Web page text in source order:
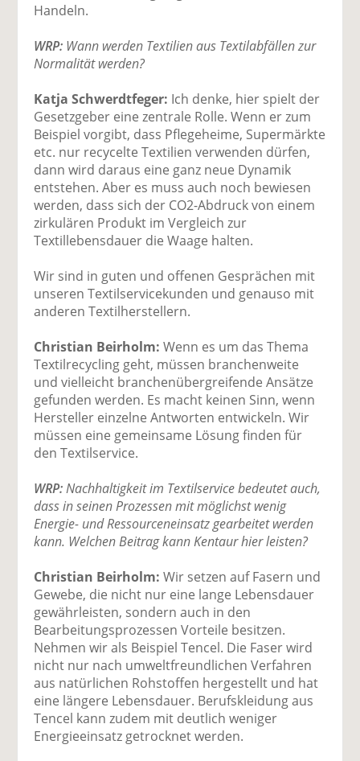
Handeln.
WRP: Wann werden Textilien aus Textilabfällen zur
Normalität werden?
Katja Schwerdtfeger: Ich denke, hier spielt der
Gesetzgeber eine zentrale Rolle. Wenn er zum
Beispiel vorgibt, dass Pflegeheime, Supermärkte
etc. nur recycelte Textilien verwenden dürfen,
dann wird daraus eine ganz neue Dynamik
entstehen. Aber es muss auch noch bewiesen
werden, dass sich der CO2-Abdruck von einem
zirkulären Produkt im Vergleich zur
Textillebensdauer die Waage halten.
Wir sind in guten und offenen Gesprächen mit
unseren Textilservicekunden und genauso mit
anderen Textilherstellern.
Christian Beirholm: Wenn es um das Thema
Textilrecycling geht, müssen branchenweite
und vielleicht branchenübergreifende Ansätze
gefunden werden. Es macht keinen Sinn, wenn
Hersteller einzelne Antworten entwickeln. Wir
müssen eine gemeinsame Lösung finden für
den Textilservice.
WRP:Nachhaltigkeit im Textilservice bedeutet auch,
dass in seinen Prozessen mit möglichst wenig
Energie- und Ressourceneinsatz gearbeitet werden
kann. Welchen Beitrag kann Kentaur hier leisten?
Christian Beirholm: Wir setzen auf Fasern und
Gewebe, die nicht nur eine lange Lebensdauer
gewährleisten, sondern auch in den
Bearbeitungsprozessen Vorteile besitzen.
Nehmen wir als Beispiel Tencel. Die Faser wird
nicht nur nach umweltfreundlichen Verfahren
aus natürlichen Rohstoffen hergestellt und hat
eine längere Lebensdauer. Berufskleidung aus
Tencel kann zudem mit deutlich weniger
Energieeinsatz getrocknet werden.